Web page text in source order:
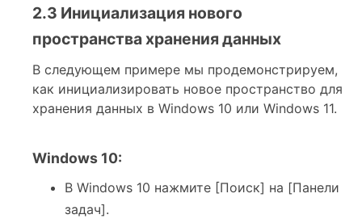
2.3 Инициализация нового
пространства хранения данных
В следующем примере мы продемонстрируем,
как инициализировать новое пространство для
хранения данных в Windows 10 или Windows 11.
Windows 10:
В Windows 10 нажмите [Поиск] на [Панели
задач].